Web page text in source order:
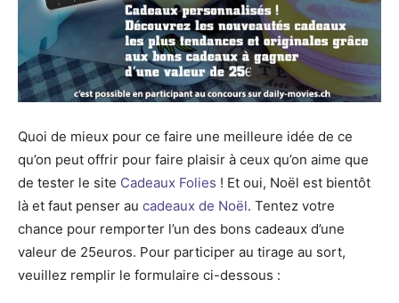
Quoi de mieux pour ce faire une meilleure idée de ce
qu’on peut offrir pour faire plaisir à ceux qu’on aime que
de tester le site Cadeaux Folies ! Et oui, Noël est bientôt
là et faut penser au cadeaux de Noël. Tentez votre
chance pour remporter l’un des bons cadeaux d’une
valeur de 25euros. Pour participer au tirage au sort,
veuillez remplir le formulaire ci-dessous :